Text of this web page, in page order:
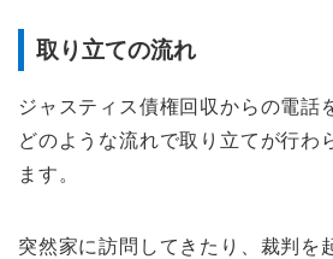
取り立ての流れ
ジャスティス債権回収からの電話
どのような流れで取り立てが行わ
ます。
突然家に訪問してきたり、裁判を